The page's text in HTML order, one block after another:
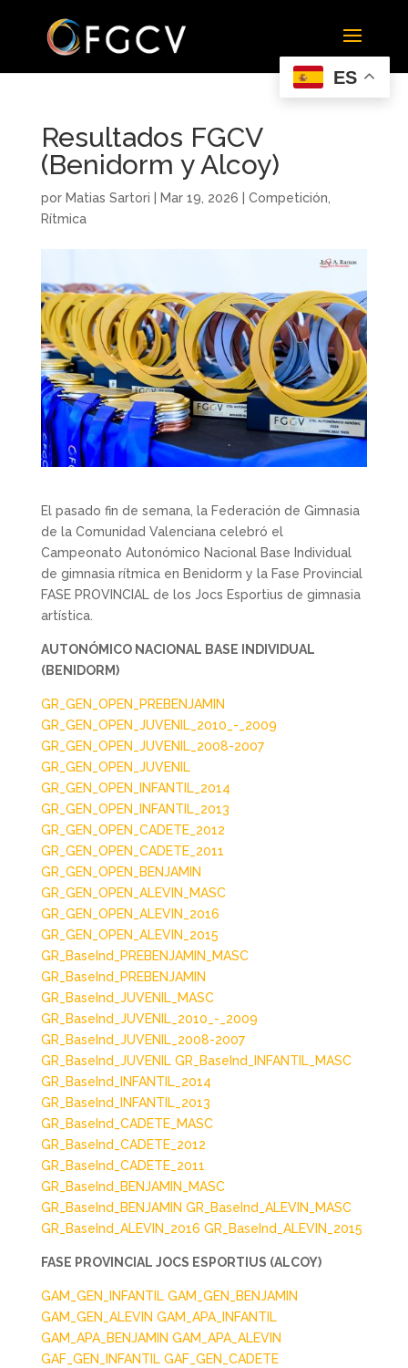
Resultados FGCV
(Benidorm y Alcoy)
por Matias Sartori Mar 19, 2026 Competición
Rítmica
El pasado fin de semana, la Federación de Gimnasia
de la Comunidad Valenciana celebró el
Campeonato Autonómico Nacional Base Individual
de gimnasia rítmica en Benidorm y la Fase Provincial
FASE PROVINCIAL de los Jocs Esportius de gimnasia
artística.
AUTONÓMICO NACIONAL BASE INDIVIDUAL
(BENIDORM)
GR_GEN_OPEN_PREBENJAMIN
GR_GEN_OPEN_JUVENIL_2010_-_2009
GR_GEN_OPEN_JUVENIL_2008-2007
GR_GEN_OPEN_JUVENIL
GR_GEN_OPEN_INFANTIL_2014
GR_GEN_OPEN_INFANTIL_2013
GR_GEN_OPEN_CADETE_2012
GR_GEN_OPEN_CADETE_2011
GR_GEN_OPEN_BENJAMIN
GR_GEN_OPEN_ALEVIN_MASC
GR_GEN_OPEN_ALEVIN_2016
GR_GEN_OPEN_ALEVIN_2015
GR_BaseInd_PREBENJAMIN_MASC
GR_BaseInd_PREBENJAMIN
GR_BaseInd_JUVENIL_MASC
GR_BaseInd_JUVENIL_2010_-_2009
GR_BaseInd_JUVENIL_2008-2007
GR_BaseInd_JUVENIL GR_BaseInd_INFANTIL_MASC
GR_BaseInd_INFANTIL_2014
GR_BaseInd_INFANTIL_2013
GR_BaseInd_CADETE_MASC
GR_BaseInd_CADETE_2012
GR_BaseInd_CADETE_2011
GR_BaseInd_BENJAMIN_MASC
GR_BaseInd_BENJAMIN GR_BaseInd_ALEVIN_MASC
GR_BaseInd_ALEVIN_2016 GR_BaseInd_ALEVIN_2015
FASE PROVINCIAL JOCS ESPORTIUS (ALCOY)
GAM_GEN_INFANTIL GAM_GEN_BENJAMIN
GAM_GEN_ALEVIN GAM_APA_INFANTIL
GAM_APA_BENJAMIN GAM_APA_ALEVIN
GAF_GEN_INFANTIL GAF_GEN_CADETE
ES